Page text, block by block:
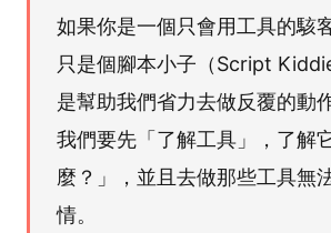
如果你是一個只會用工具的駭
只是個腳本小子（Script
是幫助我們省力去做反覆的動
我們要先「了解工具」，了解
麼？」，並且去做那些工具無
情。